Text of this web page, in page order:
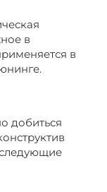
в
в
добиться